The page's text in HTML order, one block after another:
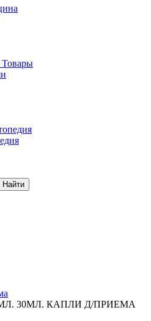
Найти
30МЛ. КАПЛИ Д/ПРИЕМА